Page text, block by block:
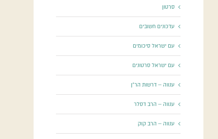
סרטון
עדכונים חשובים
עם ישראל סיכומים
עם ישראל סרטונים
ענווה – דרשות הר"ן
ענווה – הרב דסלר
ענווה – הרב קוק